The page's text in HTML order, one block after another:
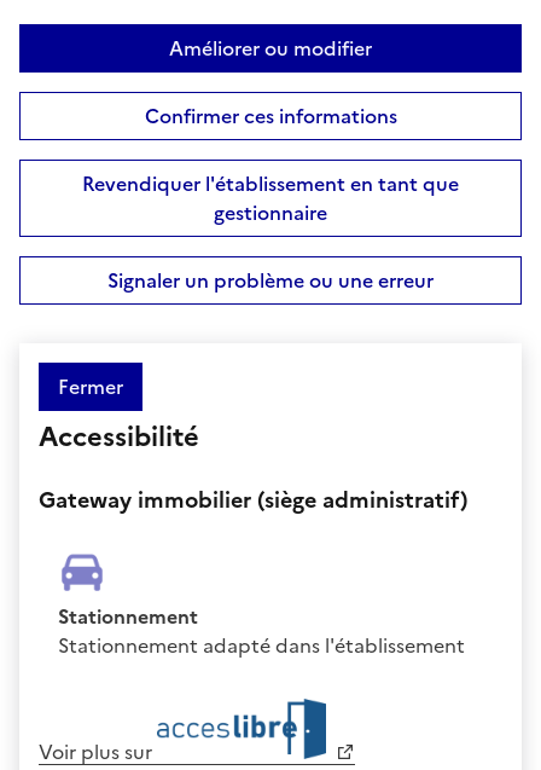
Améliorer ou modifier
Confirmer ces informations
Revendiquer l'établissement en tant que
gestionnaire
Signaler un problème ou une erreur
Fermer
Accessibilité
Gateway immobilier (siège administratif)
Stationnement
Stationnement adapté dans l'établissement
Voir plus sur